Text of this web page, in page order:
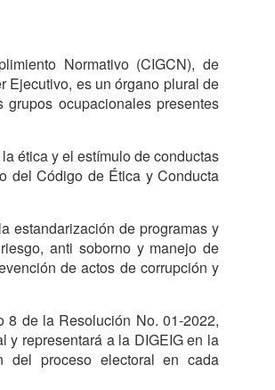
Normativo (CIGCN), de
Ejecutivo, es un órgano plural de
ocupacionales presentes
ética y el estímulo de conductas
del Código de Ética y Conducta
estandarización de programas y
anti soborno y manejo de
de actos de corrupción y
8 de la Resolución No. 01-2022,
y representará a la DIGEIG en la
del proceso electoral en cada